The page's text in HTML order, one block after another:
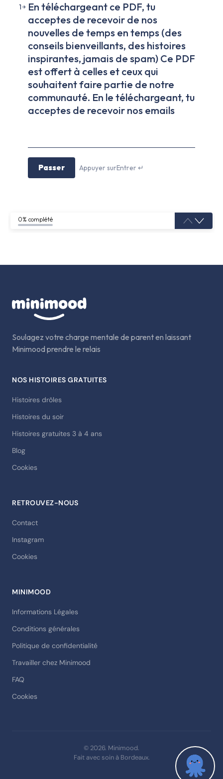
1
En téléchargeant ce PDF, tu
acceptes de recevoir de nos
nouvelles de temps en temps (des
conseils bienveillants, des histoires
inspirantes, jamais de spam) Ce PDF
est offert à celles et ceux qui
souhaitent faire partie de notre
communauté. En le téléchargeant, tu
acceptes de recevoir nos emails
Passer Appuyer surEntrer ↵
0% complété
Soulagez votre charge mentale de parent en laissant
Minimood prendre le relais
NOS HISTOIRES GRATUITES
Histoires drôles
Histoires du soir
Histoires gratuites 3 à 4 ans
Blog
Cookies
RETROUVEZ-NOUS
Contact
Instagram
Cookies
MINIMOOD
Informations Légales
Conditions générales
Politique de confidentialité
Travailler chez Minimood
FAQ
Cookies
© 2026. Minimood.
Fait avec soin à Bordeaux.